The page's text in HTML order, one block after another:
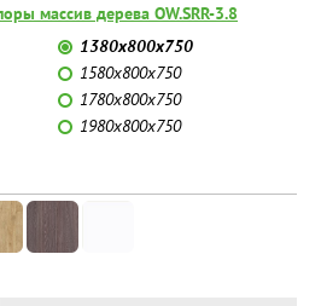
массив дерева OW.SRR-3.8
1380х800х750
1580х800х750
1780х800х750
1980х800х750